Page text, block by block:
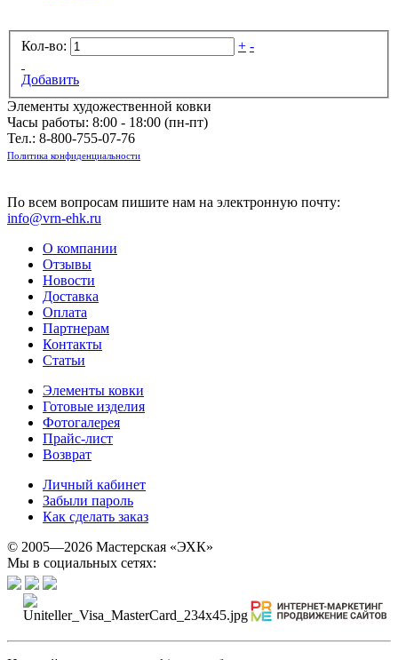
Кол-во: + -
Добавить
Элементы художественной ковки
Часы работы: 8:00 - 18:00 (пн-пт)
Тел.: 8-800-755-07-76
Политика конфиденциальности
По всем вопросам пишите нам на электронную почту:
info@vrn-ehk.ru
О компании
Отзывы
Новости
Доставка
Оплата
Партнерам
Контакты
Статьи
Элементы ковки
Готовые изделия
Фотогалерея
Прайс-лист
Возврат
Личный кабинет
Забыли пароль
Как сделать заказ
© 2005—2026 Мастерская «ЭХК»
Мы в социальных сетях: